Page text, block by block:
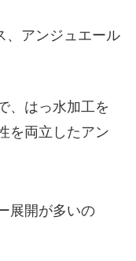
、アンジュエール
、はっ水加工を
を両立したアン
展開が多いの